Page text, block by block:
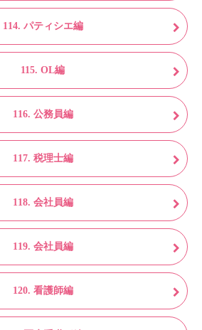
114. パティシエ編
115. OL編
116. 公務員編
117. 税理士編
118. 会社員編
119. 会社員編
120. 看護師編